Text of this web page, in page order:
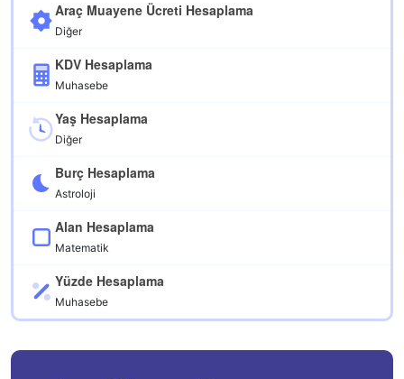
Araç Muayene Ücreti Hesaplama
Diğer
KDV Hesaplama
Muhasebe
Yaş Hesaplama
Diğer
Burç Hesaplama
Astroloji
Alan Hesaplama
Matematik
Yüzde Hesaplama
Muhasebe